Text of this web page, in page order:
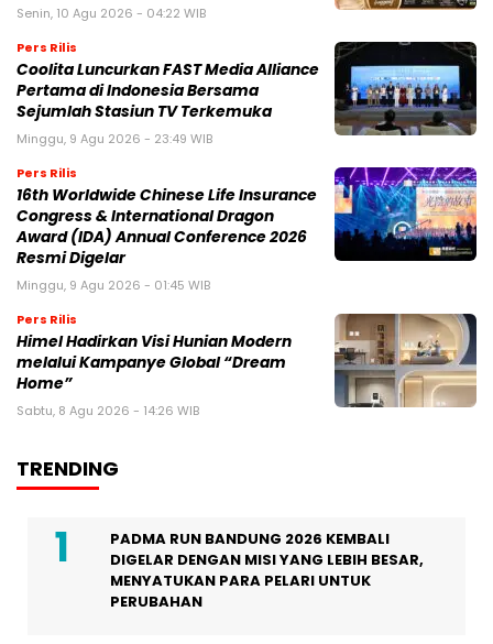
Senin, 10 Agu 2026 - 04:22 WIB
Pers Rilis
Coolita Luncurkan FAST Media Alliance
Pertama di Indonesia Bersama
Sejumlah Stasiun TV Terkemuka
Minggu, 9 Agu 2026 - 23:49 WIB
Pers Rilis
16th Worldwide Chinese Life Insurance
Congress & International Dragon
Award (IDA) Annual Conference 2026
Resmi Digelar
Minggu, 9 Agu 2026 - 01:45 WIB
Pers Rilis
Himel Hadirkan Visi Hunian Modern
melalui Kampanye Global “Dream
Home”
Sabtu, 8 Agu 2026 - 14:26 WIB
TRENDING
PADMA RUN BANDUNG 2026 KEMBALI
DIGELAR DENGAN MISI YANG LEBIH BESAR,
MENYATUKAN PARA PELARI UNTUK
PERUBAHAN